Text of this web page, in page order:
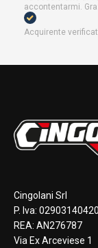
accontentarmi.
Acquirente
Cingolani Srl
P. Iva: 02903140420
REA: AN276787
Via Ex Arceviese 1